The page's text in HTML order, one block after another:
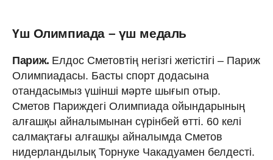
Үш Олимпиада – үш медаль
Париж. Елдос Сметовтің негізгі жетістігі – Париж
Олимпиадасы. Басты спорт додасына
отандасымыз үшінші мәрте шығып отыр.
Сметов Париждегі Олимпиада ойындарының
алғашқы айналымынан сүрінбей өтті. 60 келі
салмақтағы алғашқы айналымда Сметов
нидерландылық Торнуке Чакадуамен белдесті.